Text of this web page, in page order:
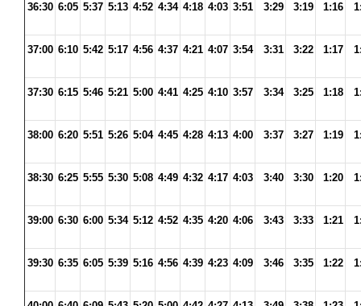
36:30 6:05 5:37 5:13 4:52 4:34 4:18 4:03 3:51 3:29 3:19 1:16
37:00 6:10 5:42 5:17 4:56 4:37 4:21 4:07 3:54 3:31 3:22 1:17
37:30 6:15 5:46 5:21 5:00 4:41 4:25 4:10 3:57 3:34 3:25 1:18
38:00 6:20 5:51 5:26 5:04 4:45 4:28 4:13 4:00 3:37 3:27 1:19
38:30 6:25 5:55 5:30 5:08 4:49 4:32 4:17 4:03 3:40 3:30 1:20
39:00 6:30 6:00 5:34 5:12 4:52 4:35 4:20 4:06 3:43 3:33 1:21
39:30 6:35 6:05 5:39 5:16 4:56 4:39 4:23 4:09 3:46 3:35 1:22